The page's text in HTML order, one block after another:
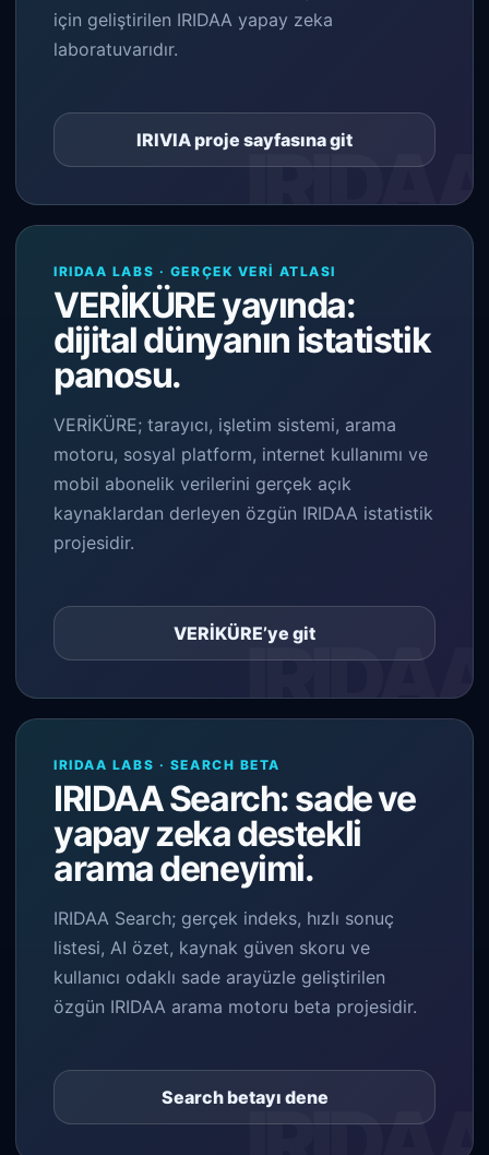
için geliştirilen IRIDAA yapay zeka
laboratuvarıdır.
IRIVIA proje sayfasına git
IRIDAA LABS · GERÇEK VERI ATLASI
VERİKÜRE yayında:
dijital dünyanın istatistik
panosu.
VERİKÜRE; tarayıcı, işletim sistemi, arama
motoru, sosyal platform, internet kullanımı ve
mobil abonelik verilerini gerçek açık
kaynaklardan derleyen özgün IRIDAA istatistik
projesidir.
VERİKÜRE’ye git
IRIDAA LABS · SEARCH BETA
IRIDAA Search: sade ve
yapay zeka destekli
arama deneyimi.
IRIDAA Search; gerçek indeks, hızlı sonuç
listesi, AI özet, kaynak güven skoru ve
kullanıcı odaklı sade arayüzle geliştirilen
özgün IRIDAA arama motoru beta projesidir.
Search betayı dene